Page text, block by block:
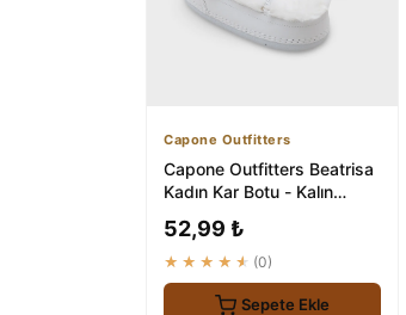
Capone Outfitters
Capone Outfitters Beatrisa
Kadın Kar Botu - Kalın
52,99 ₺
★★★★★ (0)
Sepete Ekle